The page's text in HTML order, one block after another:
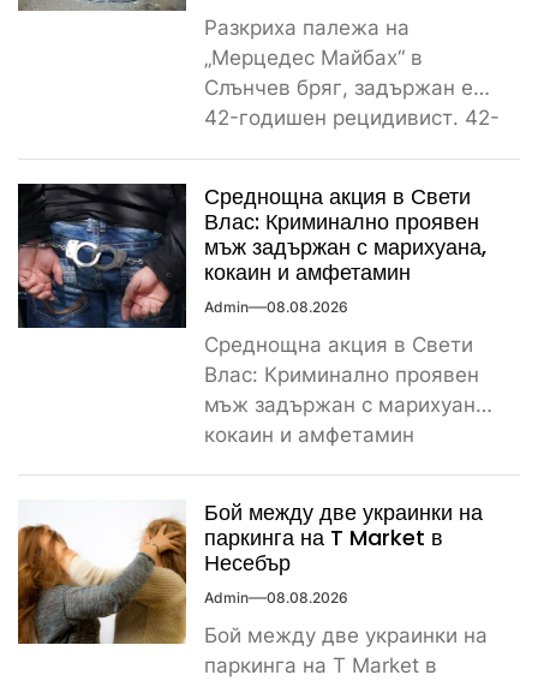
Разкриха палежа на
„Мерцедес Майбах“ в
Слънчев бряг, задържан е
42-годишен рецидивист. 42-
ямболското...
Среднощна акция в Свети
Влас: Криминално проявен
мъж задържан с марихуана,
кокаин и амфетамин
Admin 08.08.2026
Среднощна акция в Свети
Влас: Криминално проявен
мъж задържан с марихуана,
кокаин и амфетамин
Бой между две украинки на
паркинга на T Market в
Несебър
Admin 08.08.2026
Бой между две украинки на
паркинга на T Market в